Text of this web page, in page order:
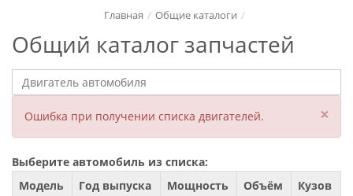
Общий каталог запчастей
Главная Общие каталоги
Ошибка при получении списка двигателей. ×
Выберите автомобиль из списка:
Модель
Год выпуска Мощность Объём Кузов